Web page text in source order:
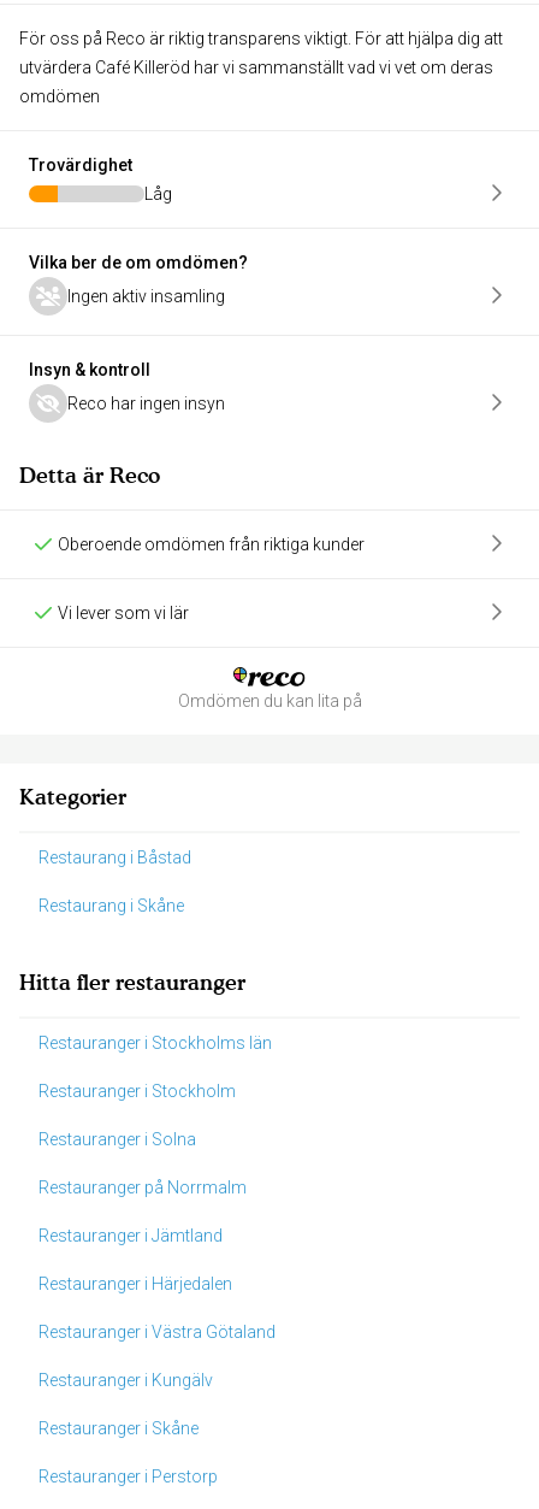
För oss på Reco är riktig transparens viktigt. För att hjälpa dig att
utvärdera Café Killeröd har vi sammanställt vad vi vet om deras
omdömen
Trovärdighet
Låg
Vilka ber de om omdömen?
Ingen aktiv insamling
Insyn & kontroll
Reco har ingen insyn
Detta är Reco
Oberoende omdömen från riktiga kunder
Vi lever som vi lär
Omdömen du kan lita på
Kategorier
Restaurang i Båstad
Restaurang i Skåne
Hitta fler restauranger
Restauranger i Stockholms län
Restauranger i Stockholm
Restauranger i Solna
Restauranger på Norrmalm
Restauranger i Jämtland
Restauranger i Härjedalen
Restauranger i Västra Götaland
Restauranger i Kungälv
Restauranger i Skåne
Restauranger i Perstorp